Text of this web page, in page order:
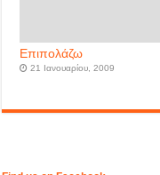
Επιπολάζω
21 Ιανουαρίου, 2009